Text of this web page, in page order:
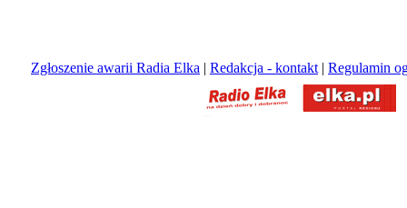
Zgłoszenie awarii Radia Elka | Redakcja - kontakt | Regulamin